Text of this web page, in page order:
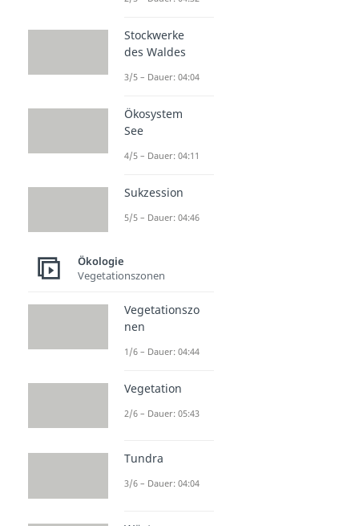
Stockwerke
des Waldes
3/5 – Dauer: 04:04
Ökosystem
See
4/5 – Dauer: 04:11
Sukzession
5/5 – Dauer: 04:46
Ökologie
Vegetationszonen
Vegetationszo
nen
1/6 – Dauer: 04:44
Vegetation
2/6 – Dauer: 05:43
Tundra
3/6 – Dauer: 04:04